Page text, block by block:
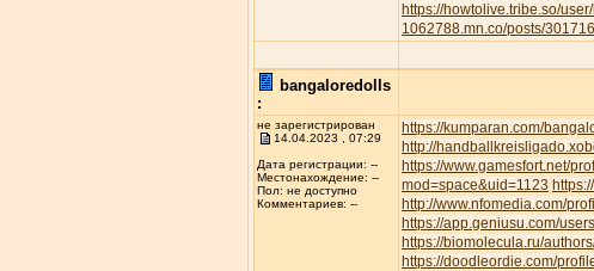
https://howtolive.tribe.so/
1062788.mn.co/posts/
bangaloredolls
:
не зарегистрирован
14.04.2023 , 07:29
Дата регистрации: --
Местонахождение: --
Пол: не доступно
Комментариев: --
https://kumparan.com/
http://
https://www.gamesfort.net/
mod=space&uid=1123
http://www.nfomedia.com/
https://app.geniusu.com/
https://biomolecula.ru/
https://doodleordie.com/